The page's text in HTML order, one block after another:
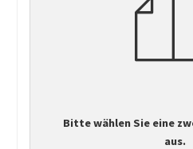
Bitte wählen Sie eine
aus.